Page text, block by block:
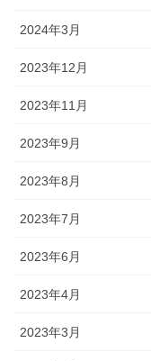
2024年3月
2023年12月
2023年11月
2023年9月
2023年8月
2023年7月
2023年6月
2023年4月
2023年3月